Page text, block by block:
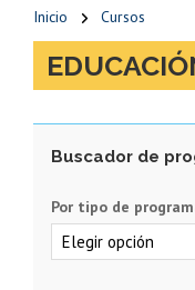
Inicio Cursos
Por tipo de